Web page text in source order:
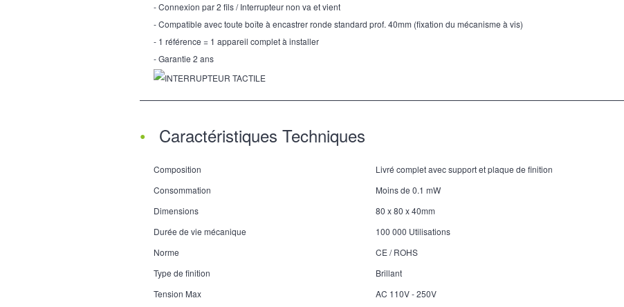
- Connexion par 2 fils / Interrupteur non va et vient
- Compatible avec toute boîte à encastrer ronde standard prof. 40mm (fixation du mécanisme à vis)
- 1 référence = 1 appareil complet à installer
- Garantie 2 ans
Caractéristiques Techniques
Composition
Livré complet avec support et plaque de finition
Consommation
Moins de 0.1 mW
Dimensions
80 x 80 x 40mm
Durée de vie mécanique
100 000 Utilisations
Norme
CE / ROHS
Type de finition
Brillant
Tension Max
AC 110V - 250V